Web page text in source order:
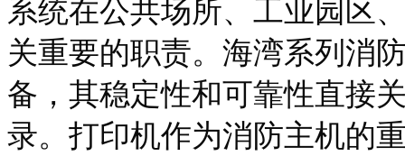
系统在公共场所、工业园区
关重要的职责。海湾系列消
备，其稳定性和可靠性直接
录。打印机作为消防主机的